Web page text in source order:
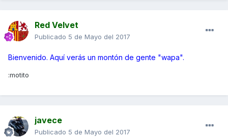
Red Velvet
Publicado 5 de Mayo del 2017
Bienvenido. Aquí verás un montón de gente "wapa".
:motito
javece
Publicado 5 de Mayo del 2017